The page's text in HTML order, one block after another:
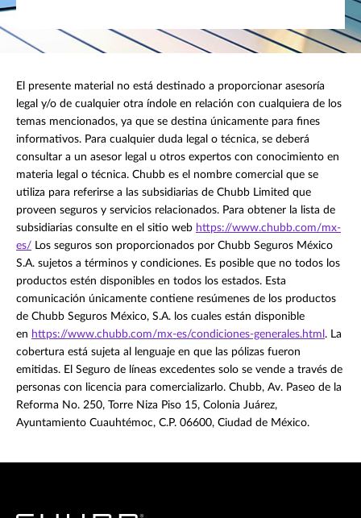
El presente material no está destinado a proporcionar asesoría
legal y/o de cualquier otra índole en relación con cualquiera de los
temas mencionados, ya que se destina únicamente para fines
informativos. Para cualquier duda legal o técnica, se deberá
consultar a un asesor legal u otros expertos con conocimiento en
materia legal o técnica. Chubb es el nombre comercial que se
utiliza para referirse a las subsidiarias de Chubb Limited que
proveen seguros y servicios relacionados. Para obtener la lista de
subsidiarias consulte en el sitio web https://www.chubb.com/mx-
es/ Los seguros son proporcionados por Chubb Seguros México
S.A. sujetos a términos y condiciones. Es posible que no todos los
productos estén disponibles en todos los estados. Esta
comunicación únicamente contiene resúmenes de los productos
de Chubb Seguros México, S.A. los cuales están disponible
en https://www.chubb.com/mx-es/condiciones-generales.html . La
cobertura está sujeta al lenguaje en que las pólizas fueron
emitidas. El Seguro de líneas excedentes solo se vende a través de
personas con licencia para comercializarlo. Chubb, Av. Paseo de la
Reforma No. 250, Torre Niza Piso 15, Colonia Juárez,
Ayuntamiento Cuauhtémoc, C.P. 06600, Ciudad de México.